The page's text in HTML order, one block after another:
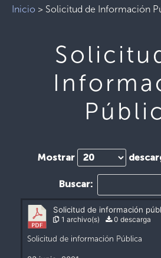
Inicio > Solicitud de Información
Mostrar
Buscar:
Solicitud de información
1 archivo(s) 0 descarga
Solicitud de información Pública